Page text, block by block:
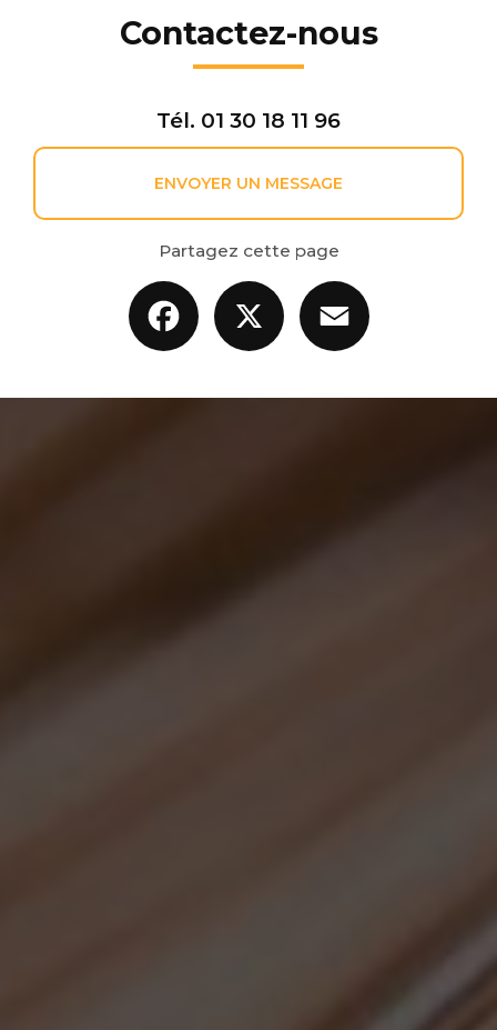
Contactez-nous
Tél. 01 30 18 11 96
ENVOYER UN MESSAGE
Partagez cette page
Facebook